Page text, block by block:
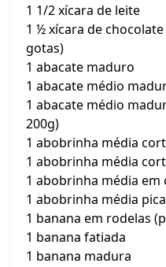
1 1/2 xícara de leite
1 ½ xícara de
gotas)
1 abacate maduro
1 abacate médio
1 abacate médio
200g)
1 abobrinha média
1 abobrinha média
1 abobrinha média em
1 abobrinha média
1 banana em rodelas
1 banana fatiada
1 banana madura